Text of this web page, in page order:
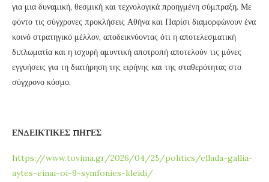
για μια δυναμική, θεσμική και τεχνολογικά προηγμένη σύμπραξη. Με
φόντο τις σύγχρονες προκλήσεις Αθήνα και Παρίσι διαμορφώνουν ένα
κοινό στρατηγικό μέλλον, αποδεικνύοντας ότι η αποτελεσματική
διπλωματία και η ισχυρή αμυντική αποτροπή αποτελούν τις μόνες
εγγυήσεις για τη διατήρηση της ειρήνης και της σταθερότητας στο
σύγχρονο κόσμο.
ΕΝΔΕΙΚΤΙΚΕΣ ΠΗΓΕΣ
https://www.tovima.gr/2026/04/25/politics/ellada-gallia-
aytes-einai-oi-9-symfonies-kleidi/